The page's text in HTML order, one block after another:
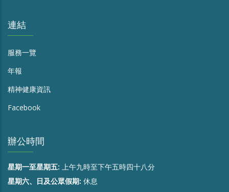
連結
服務一覽
年報
精神健康資訊
Facebook
辦公時間
星期一至星期五: 上午九時至下午五時四十八分
星期六、日及公眾假期: 休息